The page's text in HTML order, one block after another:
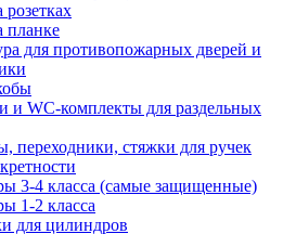
планке
для противопожарных дверей и
и WC-комплекты для раздельных
переходники, стяжки для ручек
3-4 класса (самые защищенные)
1-2 класса
для цилиндров